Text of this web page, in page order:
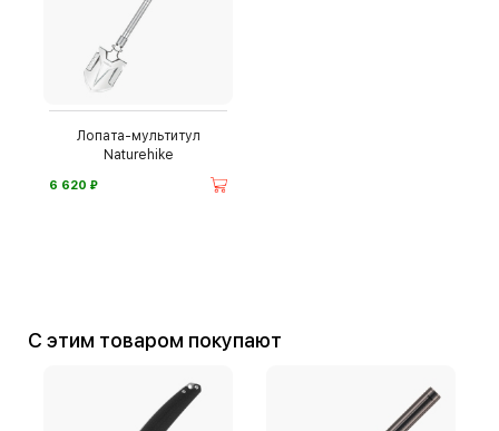
Лопата-мультитул
Naturehike
6 620 ⃏
С этим товаром покупают